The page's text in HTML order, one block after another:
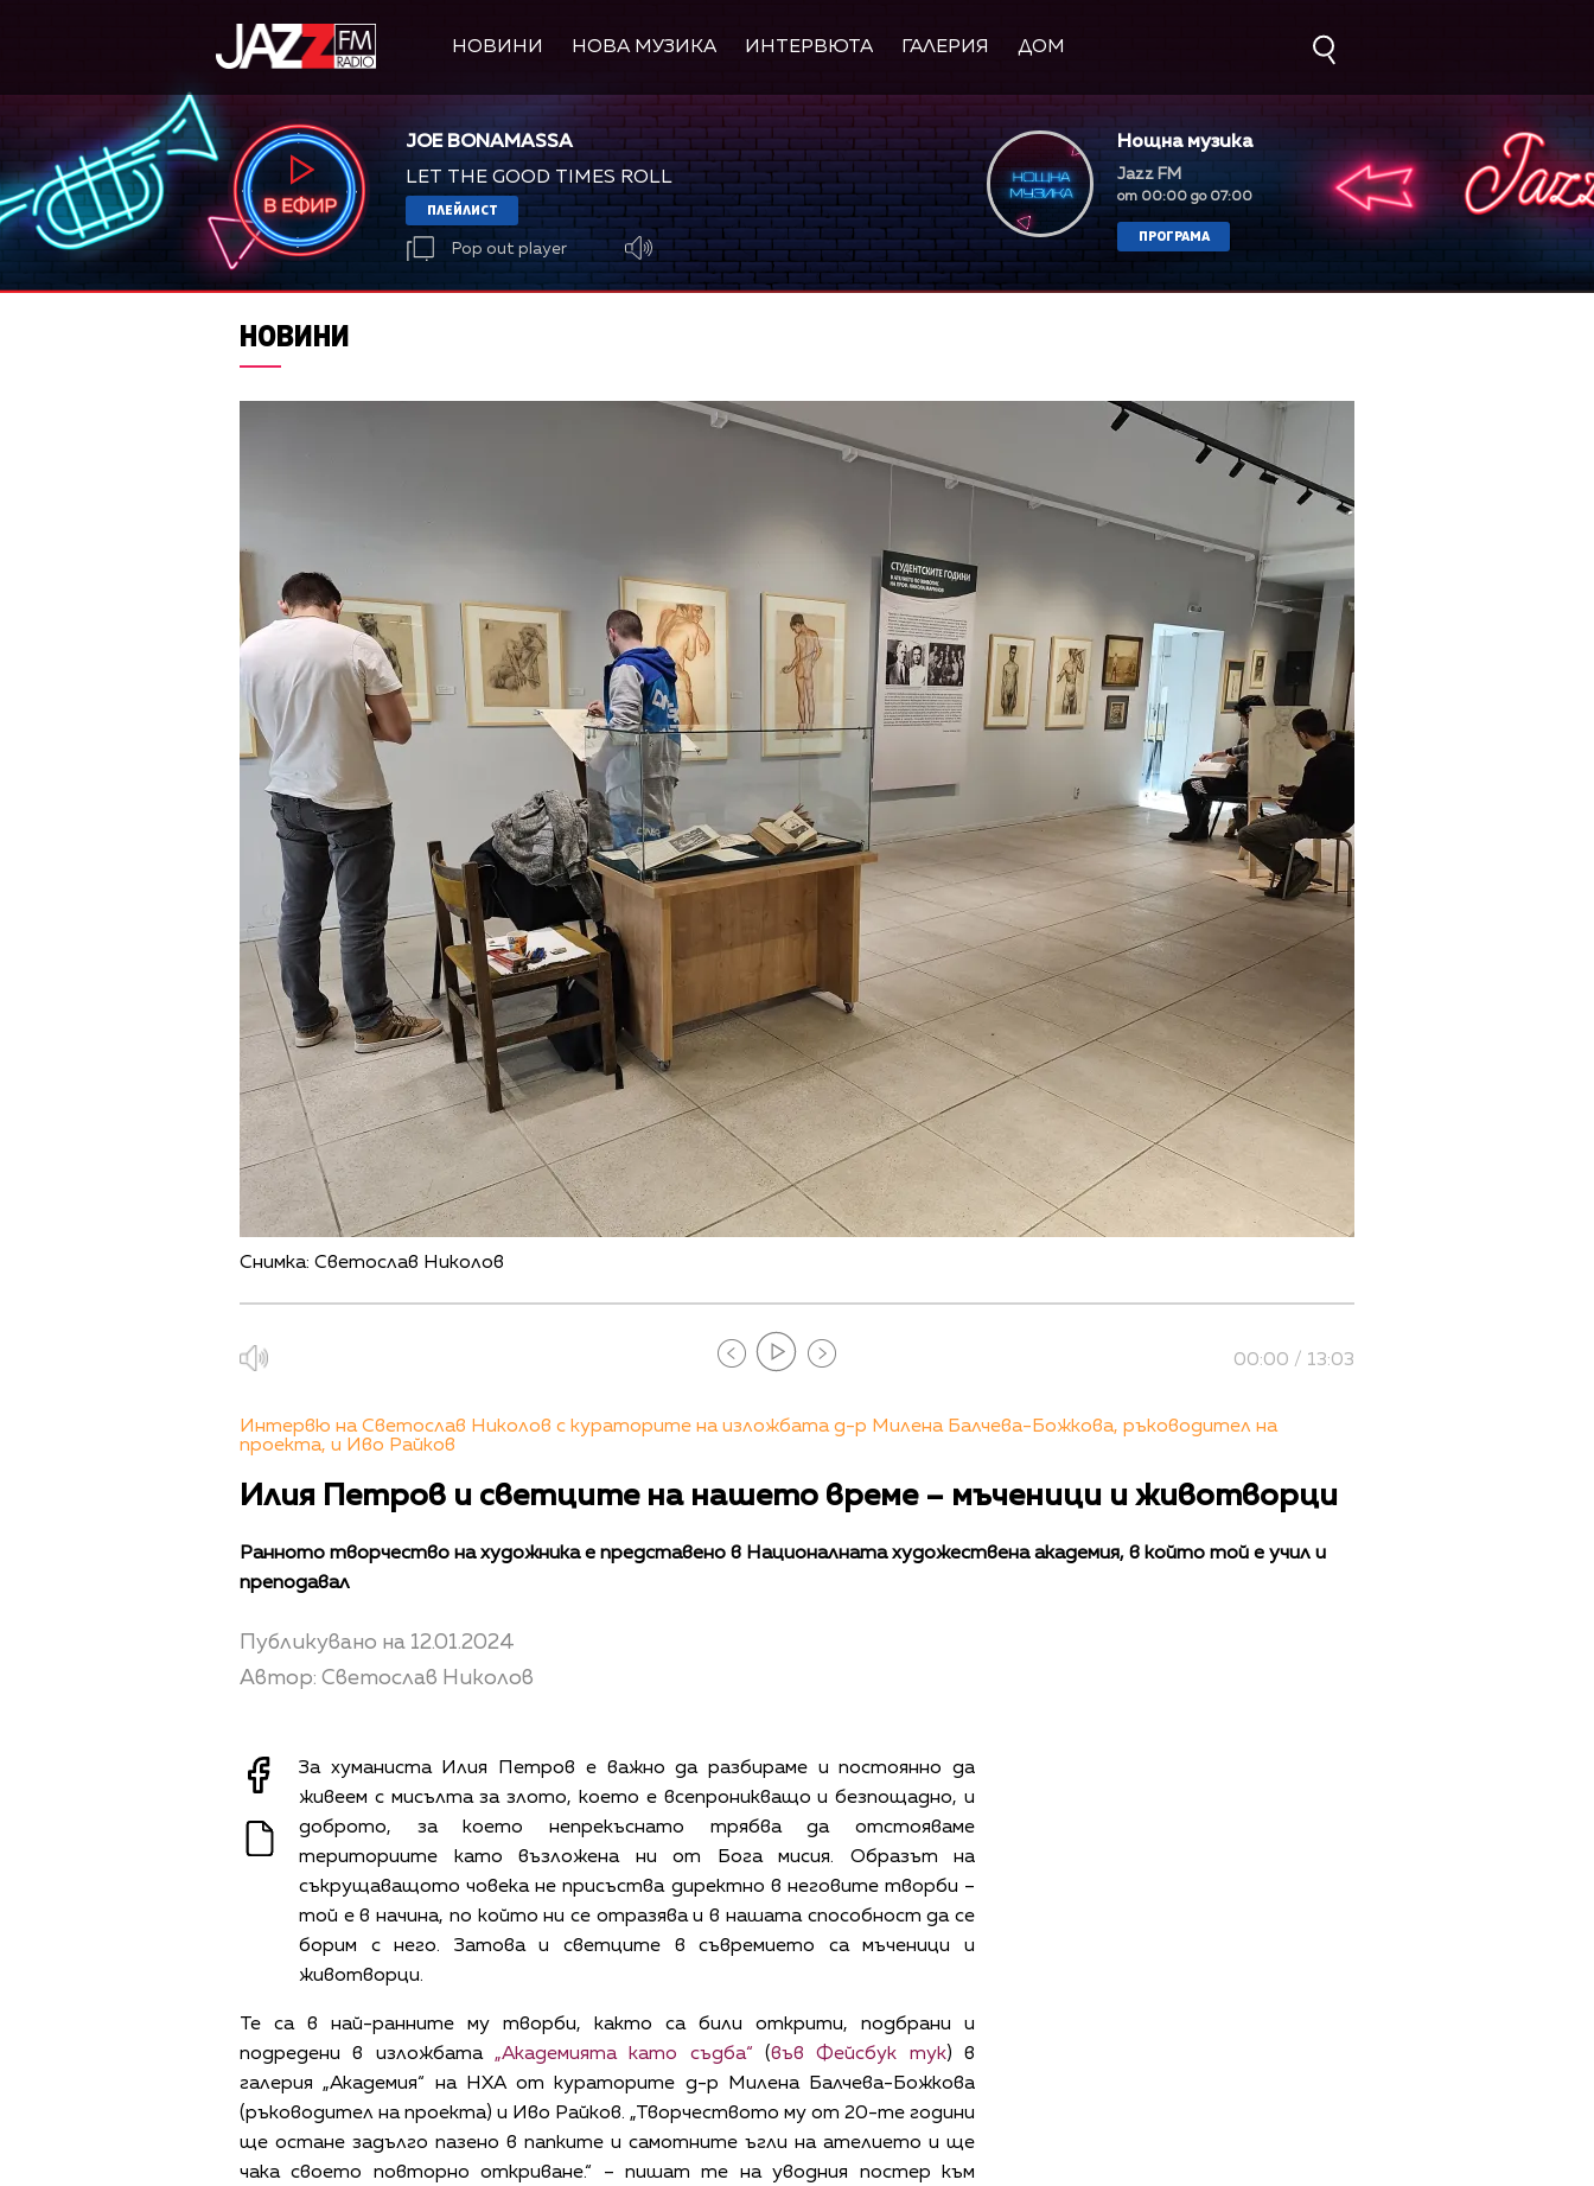
НОВИНИ НОВА МУЗИКА ИНТЕРВЮТА ГАЛЕРИЯ ДОМ
JOE BONAMASSA
LET THE GOOD TIMES ROLL
ПЛЕЙЛИСТ
Pop out player
Нощна музика
Jazz FM
от 00:00 до 07:00
ПРОГРАМА
НОВИНИ
Снимка: Светослав Николов
00:00 / 13:03
Интервю на Светослав Николов с кураторите на изложбата д-р Милена Балчева-Божкова, ръководител на
проекта, и Иво Райков
Илия Петров и светците на нашето време – мъченици и животворци
Ранното творчество на художника е представено в Националната художествена академия, в който той е учил и
преподавал
Публикувано на 12.01.2024
Автор: Светослав Николов
За хуманиста Илия Петров е важно да разбираме и постоянно да
живеем с мисълта за злото, което е всепроникващо и безпощадно, и
доброто, за което непрекъснато трябва да отстояваме
териториите като възложена ни от Бога мисия. Образът на
съкрущаващото човека не присъства директно в неговите творби –
той е в начина, по който ни се отразява и в нашата способност да се
борим с него. Затова и светците в съвремието са мъченици и
животворци.
Те са в най-ранните му творби, както са били открити, подбрани и
подредени в изложбата „Академията като съдба“ (във Фейсбук тук) в
галерия „Академия“ на НХА от кураторите д-р Милена Балчева-Божкова
(ръководител на проекта) и Иво Райков. „Творчеството му от 20-те години
ще остане задълго пазено в папките и самотните ъгли на ателието и ще
чака своето повторно откриване.“ – пишат те на уводния постер към